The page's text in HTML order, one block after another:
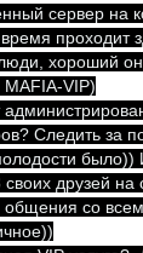
сервер на
проходит
хороший
MAFIA-VIP)
Следить за
было))
друзей на
общения со